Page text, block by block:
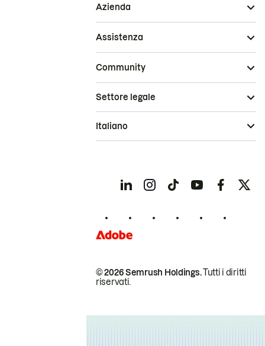
Azienda
Assistenza
Community
© 2026 Semrush Holdings.Tutti i diritti
riservati.
Settore legale
Italiano